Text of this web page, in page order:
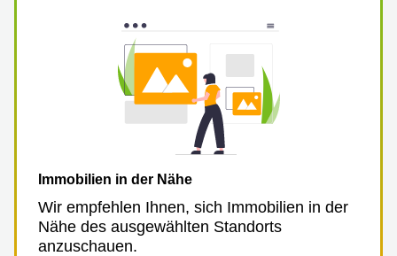
Immobilien in der Nähe
Wir empfehlen Ihnen, sich Immobilien in der
Nähe des ausgewählten Standorts
anzuschauen.